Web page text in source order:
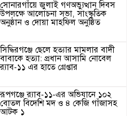
সোনারগাঁয়ে জুলাই গণঅভ্যুত্থান দিবস
উপলক্ষে আলোচনা সভা, সাংস্কৃতিক
অনুষ্ঠান ও দোয়া মাহফিল অনুষ্ঠিত
সিদ্ধিরগঞ্জে ছেলে হত্যার মামলার বাদী
বাবাকে হত্যা: প্রধান আসামি নোবেল
র‍্যাব-১১ এর হাতে গ্রেপ্তার
রূপগঞ্জে র‍্যাব-১১-এর অভিযানে ১০২
বোতল বিদেশি মদ ও ৪ কেজি গাঁজাসহ
আটক ১